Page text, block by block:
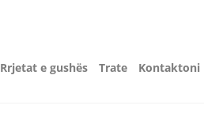
Rrjetat e gushës Trate Kontaktoni